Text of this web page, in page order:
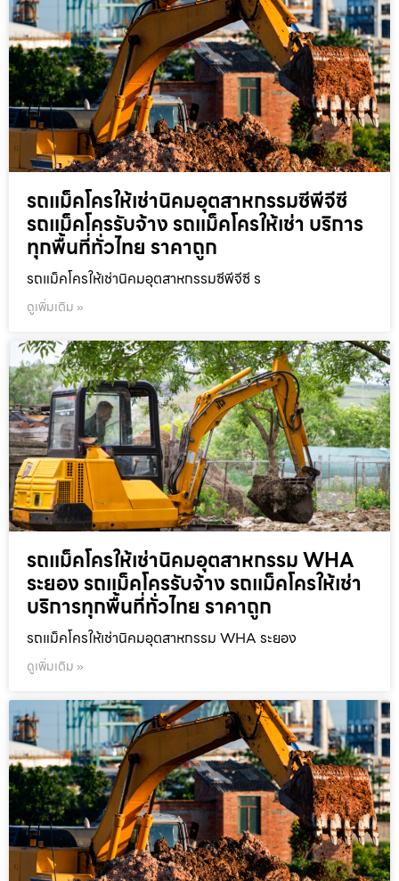
รถแม็คโครให้เช่านิคมอุตสาหกรรมซีพีจีซี
รถแม็คโครรับจ้าง รถแม็คโครให้เช่า บริการ
ทุกพื้นที่ทั่วไทย ราคาถูก
รถแม็คโครให้เช่านิคมอุตสาหกรรมซีพีจีซี ร
ดูเพิ่มเติม »
รถแม็คโครให้เช่านิคมอุตสาหกรรม WHA
ระยอง รถแม็คโครรับจ้าง รถแม็คโครให้เช่า
บริการทุกพื้นที่ทั่วไทย ราคาถูก
รถแม็คโครให้เช่านิคมอุตสาหกรรม WHA ระยอง
ดูเพิ่มเติม »